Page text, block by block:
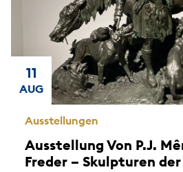
Ausstellungen
Ausstellung Von P.J.
Freder – Skulpturen
11
AUG